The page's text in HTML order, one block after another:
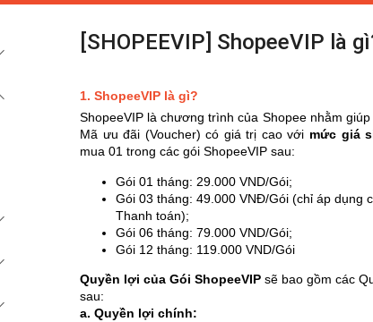
[SHOPEEVIP] ShopeeVIP là
1. ShopeeVIP là gì?
ShopeeVIP là chương trình của Shopee nhằm
Mã ưu đãi (Voucher) có giá trị cao với mức giá
mua 01 trong các gói ShopeeVIP sau:
Gói 01 tháng: 29.000 VND/Gói;
Gói 03 tháng: 49.000 VNĐ/Gói (chỉ áp dụng
Thanh toán);
Gói 06 tháng: 79.000 VND/Gói;
Gói 12 tháng: 119.000 VND/Gói
Quyền lợi của Gói ShopeeVIP sẽ bao gồm các
sau:
a. Quyền lợi chính: